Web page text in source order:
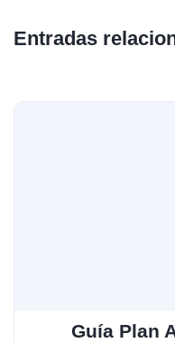
Entradas
Guía Plan